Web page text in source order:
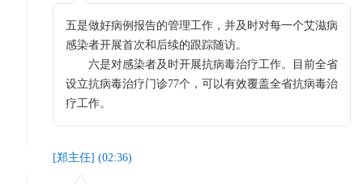
五是做好病例报告的管理工作，并及时对每一个艾滋病
感染者开展首次和后续的跟踪随访。
六是对感染者及时开展抗病毒治疗工作。目前全省
设立抗病毒治疗门诊77个，可以有效覆盖全省抗病毒治
疗工作。
[郑主任] (02:36)